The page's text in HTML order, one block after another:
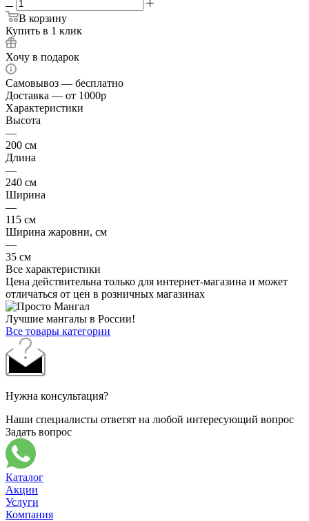
В корзину
Купить в 1 клик
Хочу в подарок
Самовывоз — бесплатно
Доставка — от 1000р
Характеристики
Высота
—
200 см
Длина
—
240 см
Ширина
—
115 см
Ширина жаровни, см
—
35 см
Все характеристики
Цена действительна только для интернет-магазина и может
отличаться от цен в розничных магазинах
Лучшие мангалы в России!
Все товары категории
Нужна консультация?
Наши специалисты ответят на любой интересующий вопрос
Задать вопрос
Каталог
Акции
Услуги
Компания